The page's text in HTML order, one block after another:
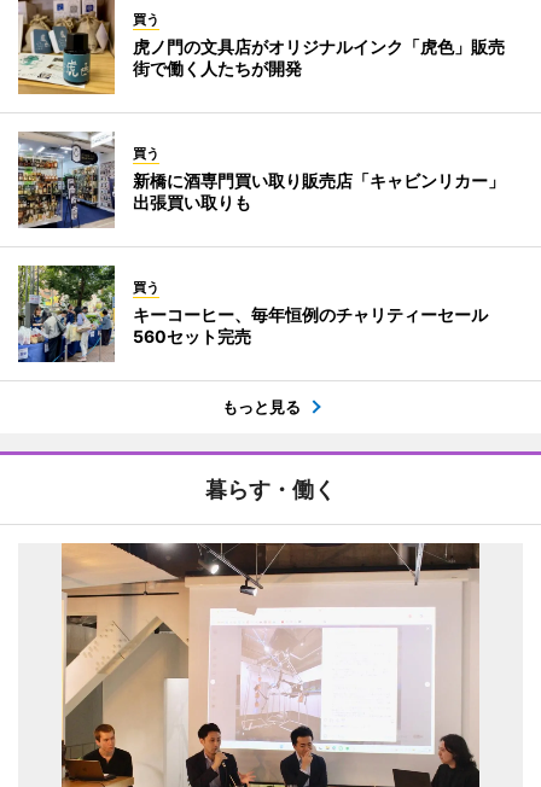
買う
虎ノ門の文具店がオリジナルインク「虎色」販売
街で働く人たちが開発
買う
新橋に酒専門買い取り販売店「キャビンリカー」
出張買い取りも
買う
キーコーヒー、毎年恒例のチャリティーセール
560セット完売
もっと見る
暮らす・働く